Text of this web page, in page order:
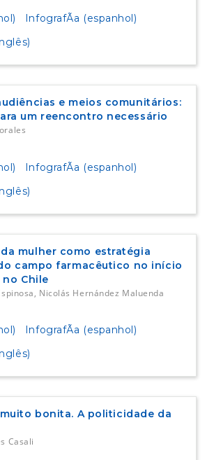
InfografÃ­a (espanhol)
e meios comunitários:
um reencontro necessário
InfografÃ­a (espanhol)
mulher como estratégia
campo farmacêutico no início
Chile
Nicolás Hernández Maluenda
InfografÃ­a (espanhol)
bonita. A politicidade da
Casali